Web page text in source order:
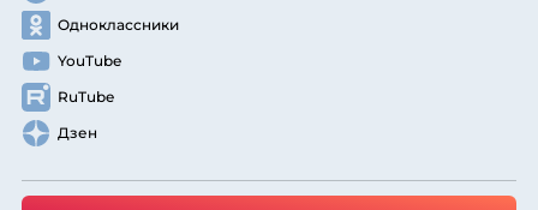
Одноклассники
YouTube
RuTube
Дзен